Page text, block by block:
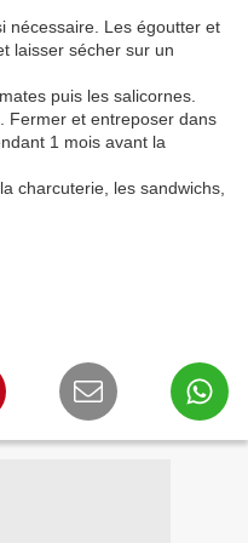
nécessaire. Les égoutter et
laisser sécher sur un
puis les salicornes.
Fermer et entreposer dans
1 mois avant la
charcuterie, les sandwichs,